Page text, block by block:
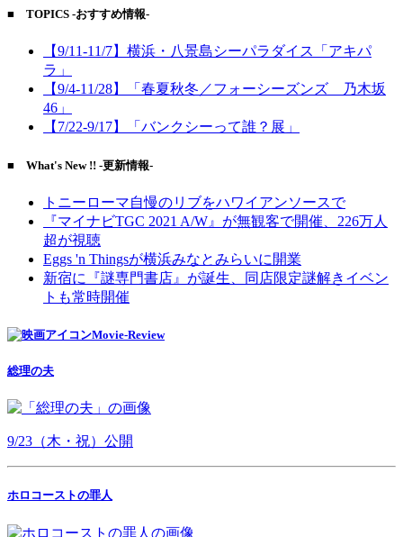
■ TOPICS -おすすめ情報-
【9/11-11/7】横浜・八景島シーパラダイス「アキパ
ラ」
【9/4-11/28】「春夏秋冬／フォーシーズンズ 乃木坂
46」
【7/22-9/17】「バンクシーって誰？展」
■ What's New !! -更新情報-
トニーローマ自慢のリブをハワイアンソースで
『マイナビTGC 2021 A/W』が無観客で開催、226万人
超が視聴
Eggs 'n Thingsが横浜みなとみらいに開業
新宿に『謎専門書店』が誕生、同店限定謎解きイベン
トも常時開催
Movie-Review
総理の夫
9/23（木・祝）公開
ホロコーストの罪人